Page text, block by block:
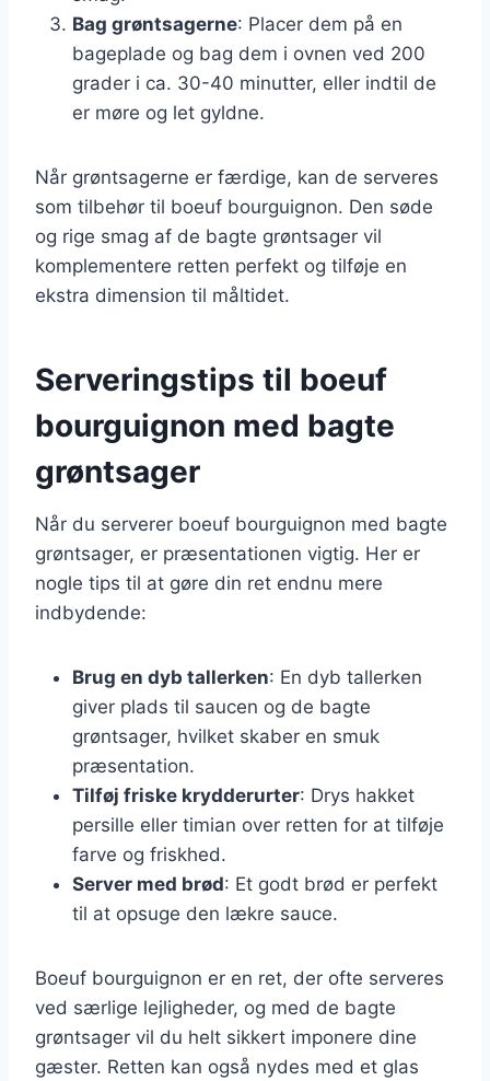
Bag grøntsagerne: Placer dem på en
bageplade og bag dem i ovnen ved 200
grader i ca. 30-40 minutter, eller indtil de
er møre og let gyldne.
Når grøntsagerne er færdige, kan de serveres
som tilbehør til boeuf bourguignon. Den søde
og rige smag af de bagte grøntsager vil
komplementere retten perfekt og tilføje en
ekstra dimension til måltidet.
Serveringstips til boeuf
bourguignon med bagte
grøntsager
Når du serverer boeuf bourguignon med bagte
grøntsager, er præsentationen vigtig. Her er
nogle tips til at gøre din ret endnu mere
indbydende:
Brug en dyb tallerken: En dyb tallerken
giver plads til saucen og de bagte
grøntsager, hvilket skaber en smuk
præsentation.
Tilføj friske krydderurter: Drys hakket
persille eller timian over retten for at tilføje
farve og friskhed.
Server med brød: Et godt brød er perfekt
til at opsuge den lækre sauce.
Boeuf bourguignon er en ret, der ofte serveres
ved særlige lejligheder, og med de bagte
grøntsager vil du helt sikkert imponere dine
gæster. Retten kan også nydes med et glas